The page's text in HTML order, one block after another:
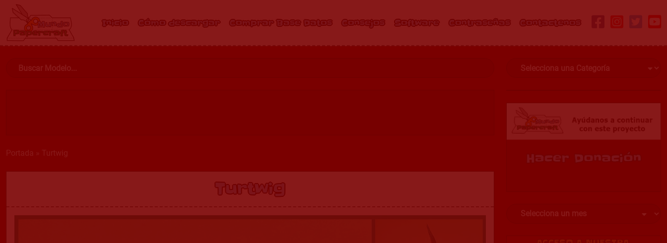
Inicio Cómo descargar Comprar Base Datos Consejos Software Contraseñas Contactenos
Portada Turtwig
Turtwig